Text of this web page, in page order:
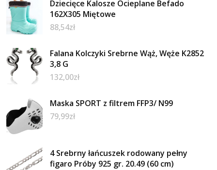
Dziecięce Kalosze Ocieplane Befado
162X305 Miętowe
88,54zł
Falana Kolczyki Srebrne Wąż, Węże K2852
3,8 G
132,00zł
Maska SPORT z filtrem FFP3/ N99
79,99zł
4 Srebrny łańcuszek rodowany pełny
figaro Próby 925 gr. 20.49 (60 cm)